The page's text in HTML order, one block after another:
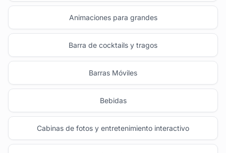
Animaciones para grandes
Barra de cocktails y tragos
Barras Móviles
Bebidas
Cabinas de fotos y entretenimiento interactivo